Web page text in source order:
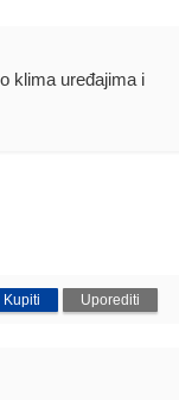
klima uređajima i
Kupiti Uporediti